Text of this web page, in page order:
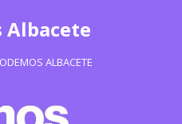
Albacete
ALBACETE